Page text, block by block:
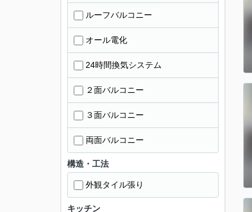
ルーフバルコニー
オール電化
24時間換気システム
２面バルコニー
３面バルコニー
両面バルコニー
構造・工法
外観タイル張り
キッチン